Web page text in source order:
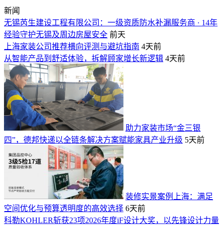
新闻
无锡芮生建设工程有限公司：一级资质防水补漏服务商 · 14年
经验守护无锡及周边房屋安全 前天
上海家装公司推荐横向评测与避坑指南 4天前
从智能产品到舒适体验，拆解顾家增长新逻辑 4天前
助力家装市场“金三银
四”，德邦快递以全链条解决方案赋能家具产业升级 5天前
装修实景案例上海：满足
空间优化与预算透明度的高效选择 6天前
科勒KOHLER斩获23项2026年度iF设计大奖，以先锋设计力量